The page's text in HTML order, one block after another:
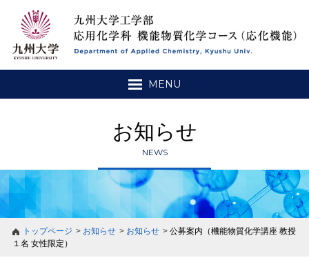
MENU
お知らせ
NEWS
トップページ お知らせ お知らせ
公募案内（機能物質化学講座 教授
１名 女性限定）